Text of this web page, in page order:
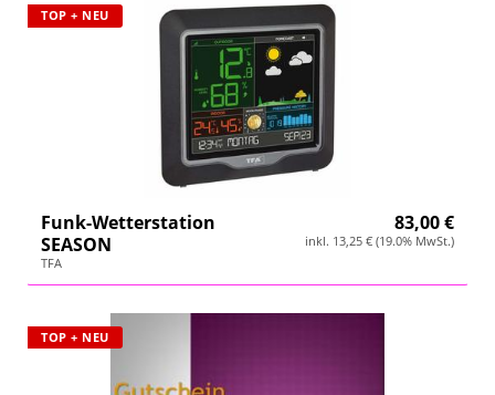
TOP + NEU
Funk-Wetterstation
SEASON
TFA
83,00 €
inkl. 13,25 € (19.0% MwSt.)
TOP + NEU